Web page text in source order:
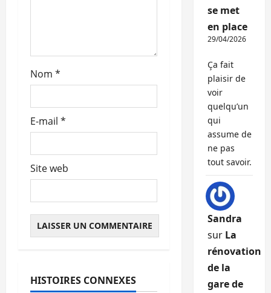
l
Nom *
E-mail *
Site web
HISTOIRES CONNEXES
Immo d'entreprise
se met
en place
29/04/2026
Ça fait
plaisir de
voir
quelqu’un
qui
assume de
ne pas
tout savoir.
Sandra
sur La
rénovation
de la
gare de